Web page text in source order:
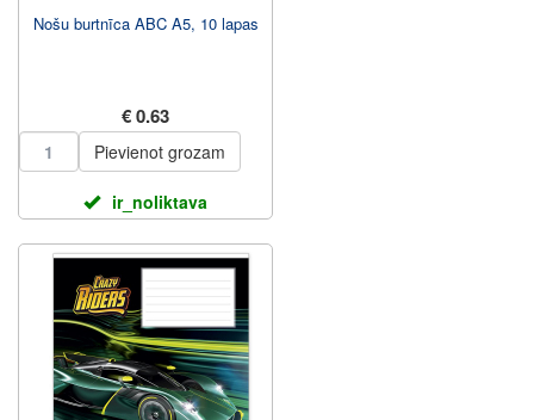
Nošu burtnīca ABC A5, 10 lapas
€ 0.63
Pievienot grozam
ir_noliktava